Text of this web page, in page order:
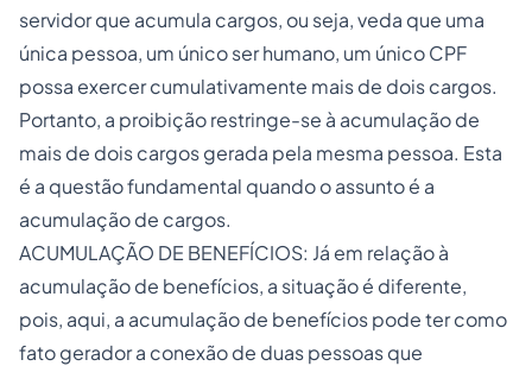
servidor que acumula cargos, ou seja, veda que uma
única pessoa, um único ser humano, um único CPF
possa exercer cumulativamente mais de dois cargos.
Portanto, a proibição restringe-se à acumulação de
mais de dois cargos gerada pela mesma pessoa. Esta
é a questão fundamental quando o assunto é a
acumulação de cargos.
ACUMULAÇÃO DE BENEFÍCIOS: Já em relação à
acumulação de benefícios, a situação é diferente,
pois, aqui, a acumulação de benefícios pode ter como
fato gerador a conexão de duas pessoas que